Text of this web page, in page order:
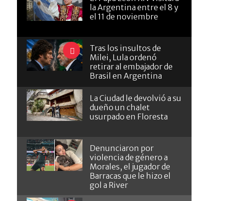
la Argentina entre el 8 y
el 11 de noviembre
Tras los insultos de
Milei, Lula ordenó
retirar al embajador de
Brasil en Argentina
La Ciudad le devolvió a su
dueño un chalet
usurpado en Floresta
Denunciaron por
violencia de género a
Morales, el jugador de
Barracas que le hizo el
gol a River